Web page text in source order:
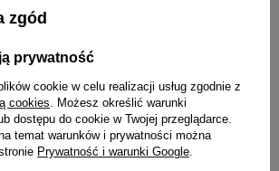
kontrastowe cyfry
nierdzewnej
zgód
prywatność
cookie w celu realizacji usług zgodnie z
cookies . Możesz określić warunki
dostępu do cookie w Twojej przeglądarce.
temat warunków i prywatności można
Prywatność i warunki Google